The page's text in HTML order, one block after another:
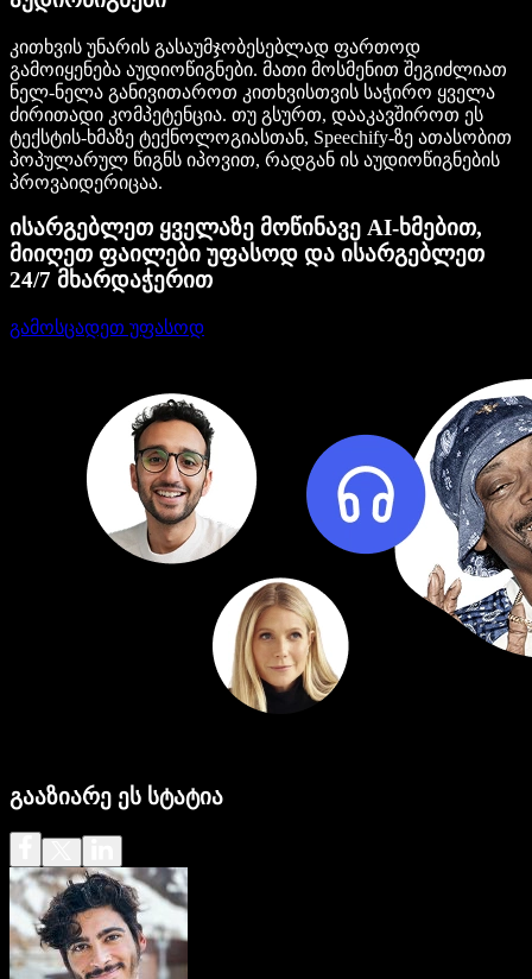
კითხვის უნარის გასაუმჯობესებლად ფართოდ
გამოიყენება აუდიოწიგნები. მათი მოსმენით შეგიძლიათ
ნელ-ნელა განივითაროთ კითხვისთვის საჭირო ყველა
ძირითადი კომპეტენცია. თუ გსურთ, დააკავშიროთ ეს
ტექსტის-ხმაზე ტექნოლოგიასთან, Speechify-ზე ათასობით
პოპულარულ წიგნს იპოვით, რადგან ის აუდიოწიგნების
პროვაიდერიცაა.
ისარგებლეთ ყველაზე მოწინავე AI-ხმებით,
მიიღეთ ფაილები უფასოდ და ისარგებლეთ
24/7 მხარდაჭერით
გამოსცადეთ უფასოდ
გააზიარე ეს სტატია